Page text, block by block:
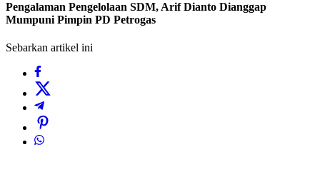
Pengalaman Pengelolaan SDM, Arif Dianto Dianggap
Mumpuni Pimpin PD Petrogas
Sebarkan artikel ini